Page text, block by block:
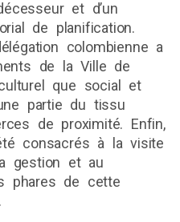
et d’un
de planification.
colombienne a
de la Ville de
que social et
partie du tissu
de proximité. Enfin,
consacrés à la visite
gestion et au
phares de cette